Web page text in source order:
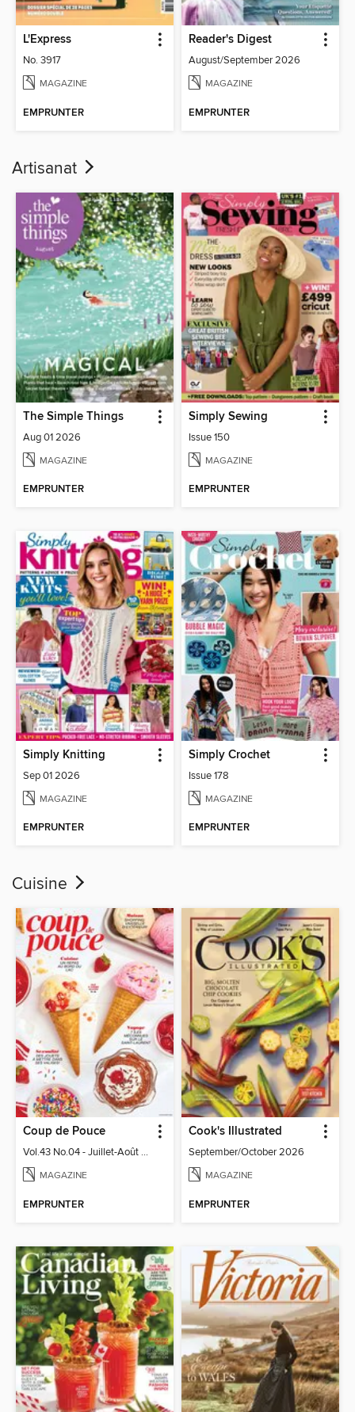
L'Express
No. 3917
MAGAZINE
EMPRUNTER
Reader's Digest
August/September 2026
MAGAZINE
EMPRUNTER
Artisanat
The Simple Things
Aug 01 2026
MAGAZINE
EMPRUNTER
Simply Sewing
Issue 150
MAGAZINE
EMPRUNTER
Simply Knitting
Sep 01 2026
MAGAZINE
EMPRUNTER
Simply Crochet
Issue 178
MAGAZINE
EMPRUNTER
Cuisine
Coup de Pouce
Vol.43 No.04 - Juillet-Août 2026
MAGAZINE
EMPRUNTER
Cook's Illustrated
September/October 2026
MAGAZINE
EMPRUNTER